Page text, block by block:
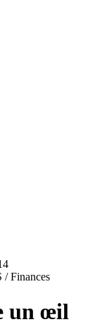
/ Finances
un œil